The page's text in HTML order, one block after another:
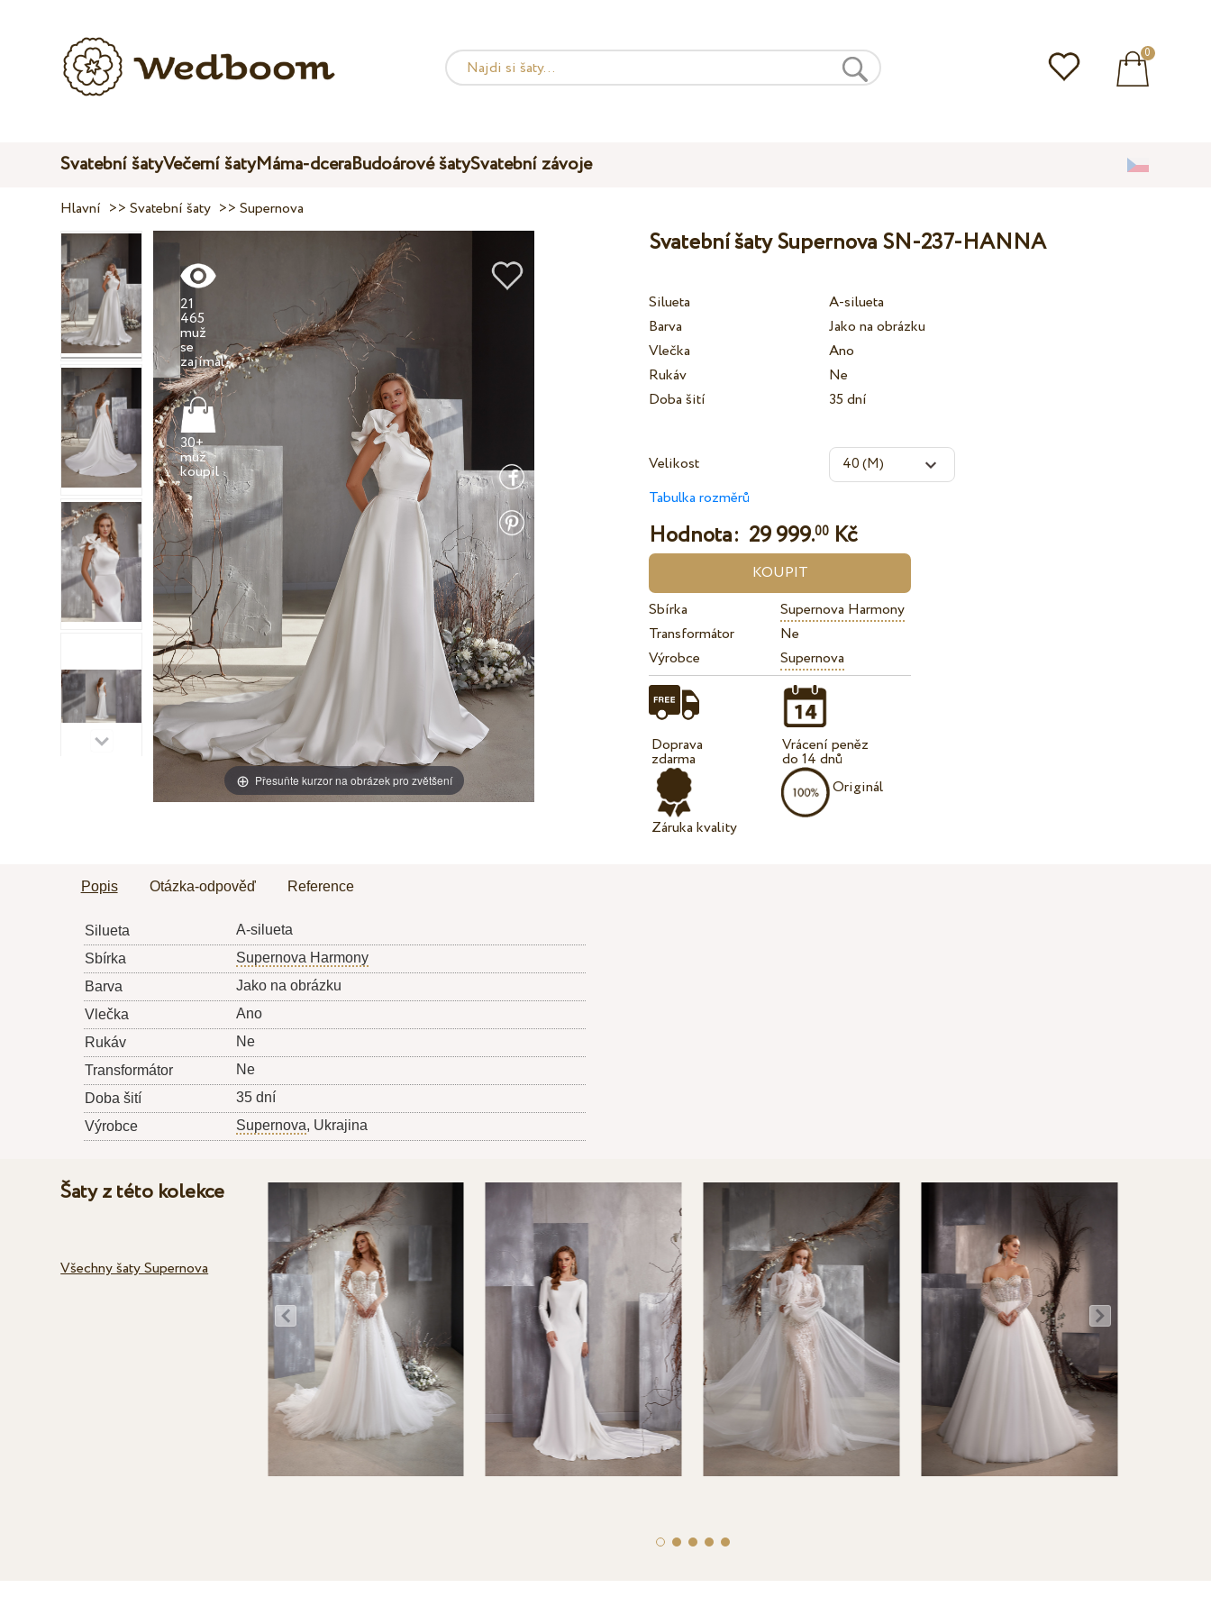
0
Svatební šatyVečerní šatyMáma-dceraBudoárové šatySvatební závoje
Hlavní >>Svatební šaty >>Supernova
Přesuňte kurzor na obrázek pro zvětšení
21
465
muž
se
zajímal
30+
muž
Svatební šaty Supernova SN-237-HANNA
Silueta
A-silueta
Barva
Jako na obrázku
Vlečka
Ano
Rukáv
Ne
Doba šití
35 dní
Velikost
Tabulka rozměrů
Hodnota: 29 999.00 Kč
Sbírka
Supernova Harmony
Transformátor
Ne
Výrobce
Supernova
Doprava
zdarma
Záruka kvality
Vrácení peněz
do 14 dnů
Originál
Popis Otázka-odpověď Reference
Silueta
A-silueta
Sbírka
Supernova Harmony
Barva
Jako na obrázku
Vlečka
Ano
Rukáv
Ne
Transformátor
Ne
Doba šití
35 dní
Výrobce
Supernova, Ukrajina
Šaty z této kolekce
Všechny šaty Supernova